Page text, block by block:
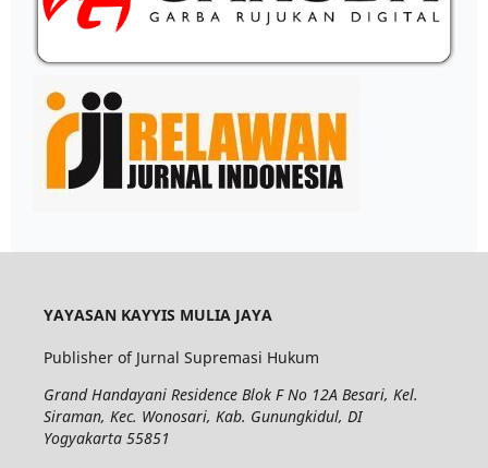
YAYASAN KAYYIS MULIA JAYA
Publisher of Jurnal Supremasi Hukum
Grand Handayani Residence Blok F No 12A Besari, Kel.
Siraman, Kec. Wonosari, Kab. Gunungkidul, DI
Yogyakarta 55851